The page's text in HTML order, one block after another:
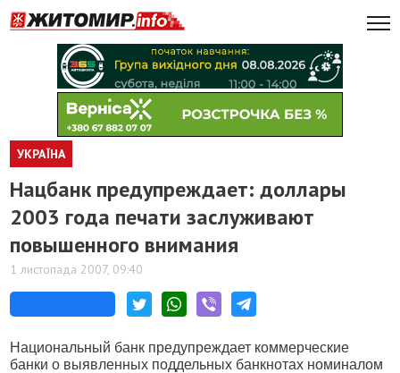
УКРАЇНА
Нацбанк предупреждает: доллары
2003 года печати заслуживают
повышенного внимания
1 листопада 2007, 09:40
Национальный банк предупреждает коммерческие
банки о выявленных поддельных банкнотах номиналом